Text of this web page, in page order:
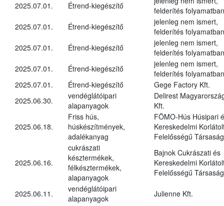
2025.07.01.
Étrend-kiegészítő
felderítés folyamatban
2025.07.01.
Étrend-kiegészítő
jelenleg nem ismert,
felderítés folyamatban
2025.07.01.
Étrend-kiegészítő
jelenleg nem ismert,
felderítés folyamatban
2025.07.01.
Étrend-kiegészítő
jelenleg nem ismert,
felderítés folyamatban
2025.07.01.
Étrend-kiegészítő
Gege Factory Kft.
2025.06.30.
vendéglátóipari
alapanyagok
Delirest
Kft.
2025.06.18.
Friss hús,
húskészítmények,
adalékanyag
FÖMO-Hús Húsipari
Kereskedelmi
Felelősségű Társaság
2025.06.16.
cukrászati
késztermékek,
félkésztermékek,
alapanyagok
Bajnok Cukrászati és
Kereskedelmi
Felelősségű Társaság
2025.06.11.
vendéglátóipari
alapanyagok
Julienne Kft.